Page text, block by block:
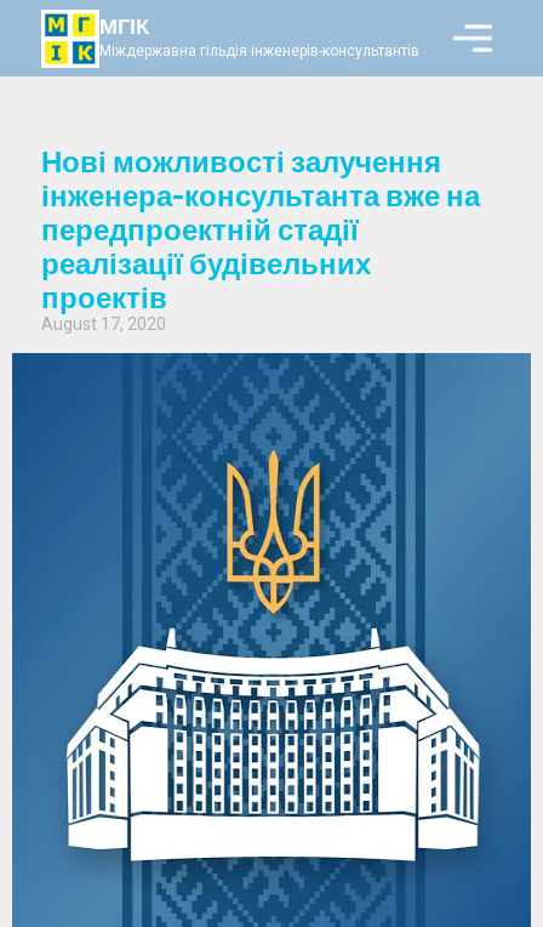
МГІК
Міждержавна гільдія інженерів-консультантів
Нові можливості залучення
інженера-консультанта вже на
передпроектній стадії
реалізації будівельних
проектів
August 17, 2020